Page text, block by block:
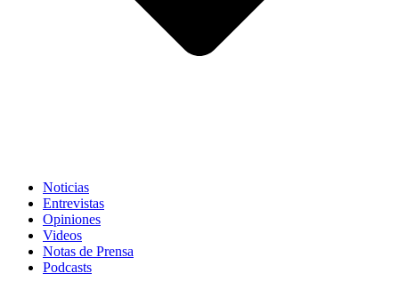
Noticias
Entrevistas
Opiniones
Videos
Notas de Prensa
Podcasts